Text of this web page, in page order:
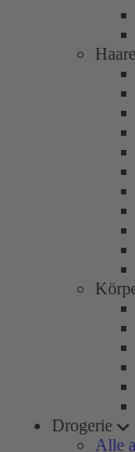
Haare
Drogerie
Alle